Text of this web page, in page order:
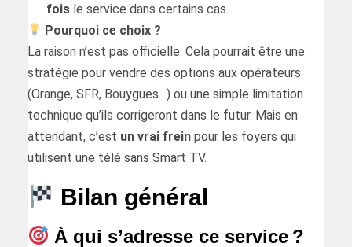
fois le service dans certains cas.
Pourquoi ce choix ?
La raison n’est pas officielle. Cela pourrait être une
stratégie pour vendre des options aux opérateurs
(Orange, SFR, Bouygues…) ou une simple limitation
technique qu’ils corrigeront dans le futur. Mais en
attendant, c’est un vrai frein pour les foyers qui
utilisent une télé sans Smart TV.
Bilan général
À qui s’adresse ce service ?